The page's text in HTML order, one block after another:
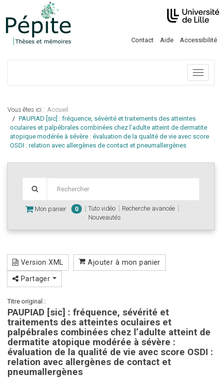
Contact Aide Accessibilité
Menu
Vous êtes ici : Accueil
PAUPIAD [sic] : fréquence, sévérité et traitements des atteintes
oculaires et palpébrales combinées chez l’adulte atteint de dermatite
atopique modérée à sévère : évaluation de la qualité de vie avec score
OSDI : relation avec allergènes de contact et pneumallergènes
Mon panier 0 Tuto vidéo
Recherche avancée
Nouveautés
Version XML Ajouter à mon panier
Partager
Titre original :
PAUPIAD [sic] : fréquence, sévérité et
traitements des atteintes oculaires et
palpébrales combinées chez l’adulte atteint de
dermatite atopique modérée à sévère :
évaluation de la qualité de vie avec score OSDI :
relation avec allergènes de contact et
pneumallergènes